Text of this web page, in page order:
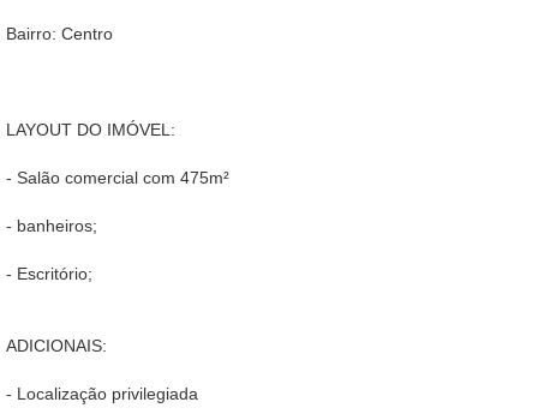
Bairro: Centro
LAYOUT DO IMÓVEL:
- Salão comercial com 475m²
- banheiros;
- Escritório;
ADICIONAIS:
- Localização privilegiada